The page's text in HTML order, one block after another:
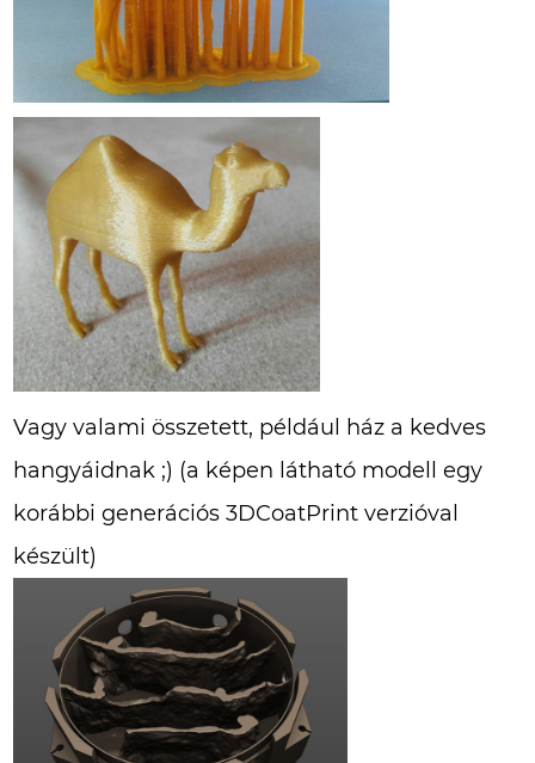
Vagy valami összetett, például ház a kedves
hangyáidnak ;) (a képen látható modell egy
korábbi generációs 3DCoatPrint verzióval
készült)